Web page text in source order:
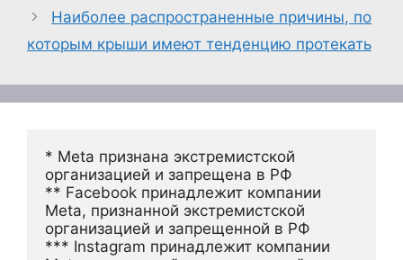
Наиболее распространенные причины, по
которым крыши имеют тенденцию протекать
* Meta признана экстремистской
организацией и запрещена в РФ
** Facebook принадлежит компании
Meta, признанной экстремистской
организацией и запрещенной в РФ
*** Instagram принадлежит компании